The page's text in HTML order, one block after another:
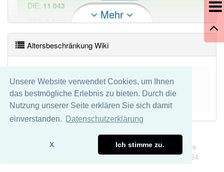
Unsere Website verwendet Cookies, um Ihnen
das bestmögliche Erlebnis zu bieten. Durch die
Nutzung unserer Seite erklären Sie sich damit
einverstanden.
Datenschutzerklärung
X Ich stimme zu.
DIE: 11 043
DAS:2Ausnahmen Beispiele
Häufigkeit: 2 von 10
Wörter mit Endung-altersbeschränkungaber mit
einem anderen Artikel: -1
97% unserer Spielapp-Nutzer haben den Artikel
Mehr
Altersbeschränkung Wiki
Jugendschutzgesetz die Freigabe von Medien nach
Altersstufe.
Mehr lesen
Datenschutz
Wir übernehmen keine Garantie und keine Haftung für die
Richtigkeit und Vollständigkeit dieser Seite. DDDEasy 2024